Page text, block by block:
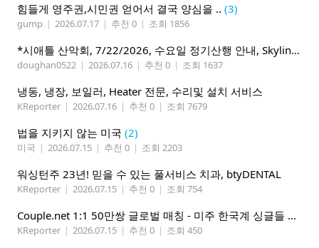
힘들게 영주권,시민권 얻어서 결국 양심을 .. (3)
gump | 2026.07.17 | 추천 0 | 조회 1856
*시애틀 산악회, 7/22/2026, 수요일 정기산행 안내, Skyline Trail Loop(Mt. Rainier)*
doughan0522 | 2026.07.16 | 추천 0 | 조회 1637
냉동, 냉장, 보일러, Heater 전문, 수리및 설치 서비스
KReporter | 2026.07.16 | 추천 0 | 조회 7679
법을 지키지 않는 미국 (2)
미국 | 2026.07.15 | 추천 0 | 조회 2203
워싱턴주 23년! 믿을 수 있는 풀서비스 치과, btyDENTAL
KReporter | 2026.07.15 | 추천 0 | 조회 754
Couple.net 1:1 50만쌍 글로벌 매칭 - 미주 한국계 싱글들 모이세요
KReporter | 2026.07.15 | 추천 0 | 조회 450